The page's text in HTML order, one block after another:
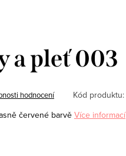
a pleť 003
hodnocení Kód produktu:
červené barvě Více informací